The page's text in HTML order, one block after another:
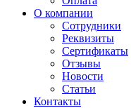
О компании
Сотрудники
Реквизиты
Сертификаты
Отзывы
Новости
Статьи
Контакты